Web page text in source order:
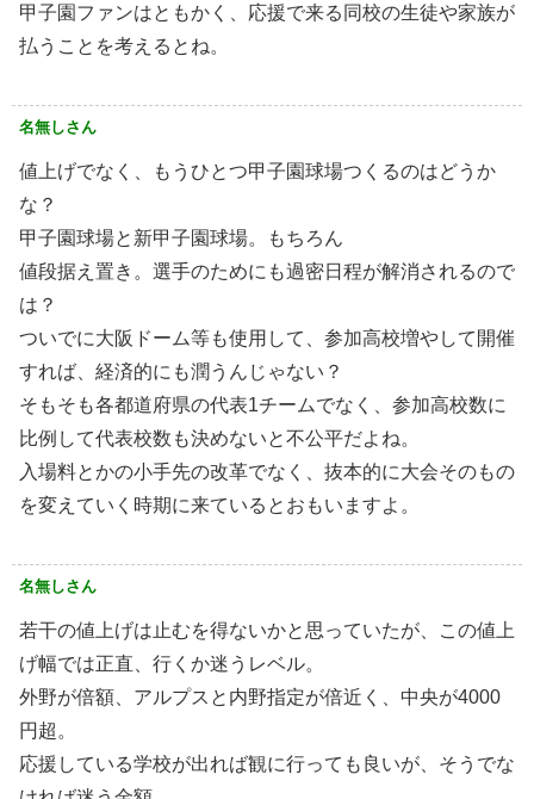
甲子園ファンはともかく、応援で来る同校の生徒や家族が
払うことを考えるとね。
名無しさん
値上げでなく、もうひとつ甲子園球場つくるのはどうか
な？
甲子園球場と新甲子園球場。もちろん
値段据え置き。選手のためにも過密日程が解消されるので
は？
ついでに大阪ドーム等も使用して、参加高校増やして開催
すれば、経済的にも潤うんじゃない？
そもそも各都道府県の代表1チームでなく、参加高校数に
比例して代表校数も決めないと不公平だよね。
入場料とかの小手先の改革でなく、抜本的に大会そのもの
を変えていく時期に来ているとおもいますよ。
名無しさん
若干の値上げは止むを得ないかと思っていたが、この値上
げ幅では正直、行くか迷うレベル。
外野が倍額、アルプスと内野指定が倍近く、中央が4000
円超。
応援している学校が出れば観に行っても良いが、そうでな